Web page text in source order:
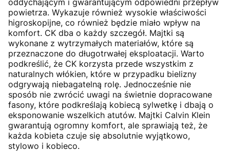
oddychającym i gwarantującym odpowiedni przepływ
powietrza. Wykazuje również wysokie właściwości
higroskopijne, co również będzie miało wpływ na
komfort. CK dba o każdy szczegół. Majtki są
wykonane z wytrzymałych materiałów, które są
przeznaczone do długotrwałej eksploatacji. Warto
podkreślić, że CK korzysta przede wszystkim z
naturalnych włókien, które w przypadku bielizny
odgrywają niebagatelną rolę. Jednocześnie nie
sposób nie zwrócić uwagi na świetnie dopracowane
fasony, które podkreślają kobiecą sylwetkę i dbają o
eksponowanie wszelkich atutów. Majtki Calvin Klein
gwarantują ogromny komfort, ale sprawiają też, że
każda kobieta czuje się absolutnie wyjątkowo,
stylowo i kobieco.